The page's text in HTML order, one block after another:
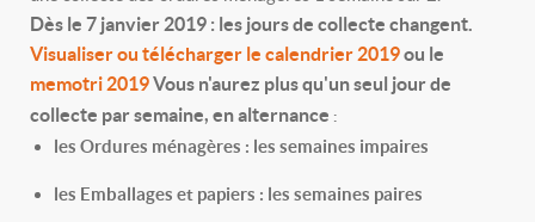
Dès le 7 janvier 2019 : les jours de collecte changent.
Visualiser ou télécharger le calendrier 2019ou le
memotri 2019Vous n'aurez plus qu'un seul jour de
collecte par semaine, en alternance :
les Ordures ménagères : les semaines impaires
les Emballages et papiers : les semaines paires